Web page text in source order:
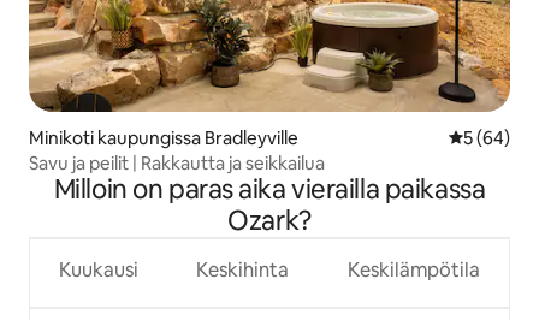
Minikoti kaupungissa Bradleyville
5 (64)
Savu ja peilit | Rakkautta ja seikkailua
Milloin on paras aika vierailla paikassa
Ozark?
Kuukausi Keskihinta Keskilämpötila